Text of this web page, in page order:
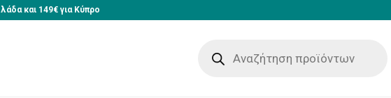
και 149€ για Κύπρο
ΜΗΤΕΡΑ-ΠΑΙΔΙ ΑΝΤΙΚΟΥΝΟΥΠΙΚΑ - ΑΝΤΙΗΛΙΑΚΑ ΣΥΜΠΛΗΡΩΜΑΤΑ